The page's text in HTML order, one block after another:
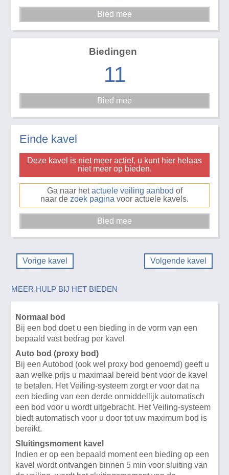
Biedingen
11
Einde kavel
Deze kavel is niet meer actief, u kunt hier helaas
niet meer op bieden.
Ga naar hetactuele veiling aanbod of
naar de zoek pagina voor actuele kavels.
Vorige kavel Volgende kavel
MEER HULP BIJ HET BIEDEN
Normaal bod
Bij een bod doet u een bieding in de vorm van een
bepaald vast bedrag per kavel
Auto bod (proxy bod)
Bij een Autobod (ook wel proxy bod genoemd) geeft u
aan welke prijs u maximaal bereid bent voor de kavel
te betalen. Het Veiling-systeem zorgt er voor dat na
een bieding van een derde onmiddellijk automatisch
een bod voor u wordt uitgebracht. Het Veiling-systeem
biedt automatisch voor u door tot uw maximum bod is
bereikt.
Sluitingsmoment kavel
Indien er op een bepaald moment een bieding op een
kavel wordt ontvangen binnen 5 min voor sluiting van